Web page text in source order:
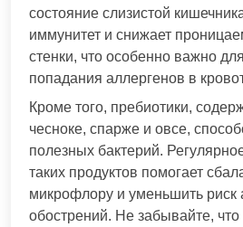
состояние слизистой
иммунитет и снижает
стенки, что особенно важно
попадания аллергенов в
Кроме того, пребиотики,
чесноке, спарже и овсе,
полезных бактерий.
таких продуктов помогает
микрофлору и уменьшить риск
обострений. Не забывайте,